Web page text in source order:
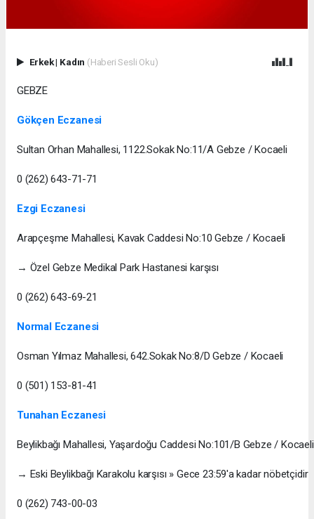
Erkek| Kadın (Haberi Sesli Oku)
GEBZE
Gökçen Eczanesi
Sultan Orhan Mahallesi, 1122.Sokak No:11/A Gebze / Kocaeli
0 (262) 643-71-71
Ezgi Eczanesi
Arapçeşme Mahallesi, Kavak Caddesi No:10 Gebze / Kocaeli
→ Özel Gebze Medikal Park Hastanesi karşısı
0 (262) 643-69-21
Normal Eczanesi
Osman Yılmaz Mahallesi, 642.Sokak No:8/D Gebze / Kocaeli
0 (501) 153-81-41
Tunahan Eczanesi
Beylikbağı Mahallesi, Yaşardoğu Caddesi No:101/B Gebze / Kocaeli
→ Eski Beylikbağı Karakolu karşısı » Gece 23:59'a kadar nöbetçidir
0 (262) 743-00-03